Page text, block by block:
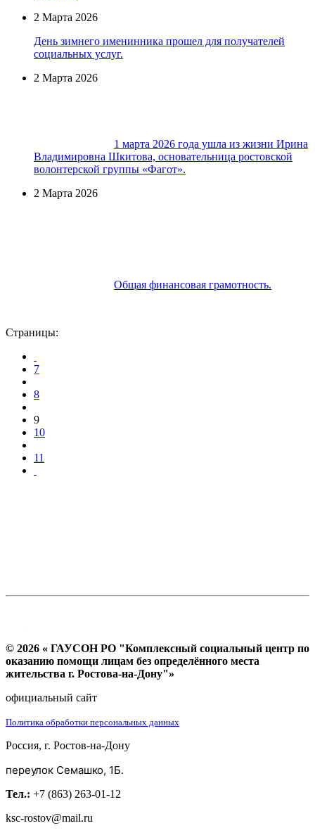
2 Марта 2026
День зимнего именинника прошел для получателей
социальных услуг.
2 Марта 2026
1 марта 2026 года ушла из жизни Ирина
Владимировна Шкитова, основательница ростовской
волонтерской группы «Фагот».
2 Марта 2026
Общая финансовая грамотность.
Страницы:
7
8
9
10
11
© 2026 « ГАУСОН РО "Комплексный социальный центр по
оказанию помощи лицам без определённого места
жительства г. Ростова-на-Дону"»
официальный сайт
Политика обработки персональных данных
Россия, г. Ростов-на-Дону
переулок Семашко, 1Б.
Тел.: +7 (863) 263-01-12
ksc-rostov@mail.ru